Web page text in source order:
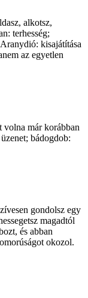
alkotsz,
terhesség;
kisajátítása
az egyetlen
már korábban
bádogdob:
gondolsz egy
magadtól
és abban
okozol.